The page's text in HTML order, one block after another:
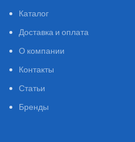
Каталог
Доставка и оплата
О компании
Контакты
Статьи
Бренды